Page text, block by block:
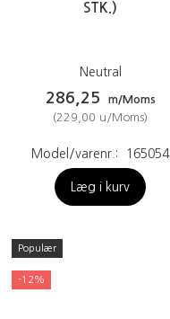
STK.)
Neutral
286,25
m/Moms
(229,00 u/Moms)
Model/varenr.: 165054
Læg i kurv
Populær
-12%